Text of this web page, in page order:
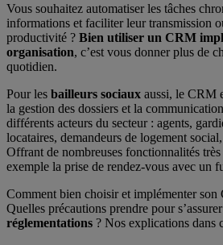
Vous souhaitez automatiser les tâches
informations et faciliter leur transmission
productivité ? Bien utiliser un CRM
organisation, c’est vous donner plus de
quotidien.
Pour les bailleurs sociaux aussi, le CRM
la gestion des dossiers et la
différents acteurs du secteur : agents,
locataires, demandeurs de logement
Offrant de nombreuses fonctionnalités
exemple la prise de rendez-vous avec un
Comment bien choisir et implémenter
Quelles précautions prendre pour
réglementations ? Nos explications dans